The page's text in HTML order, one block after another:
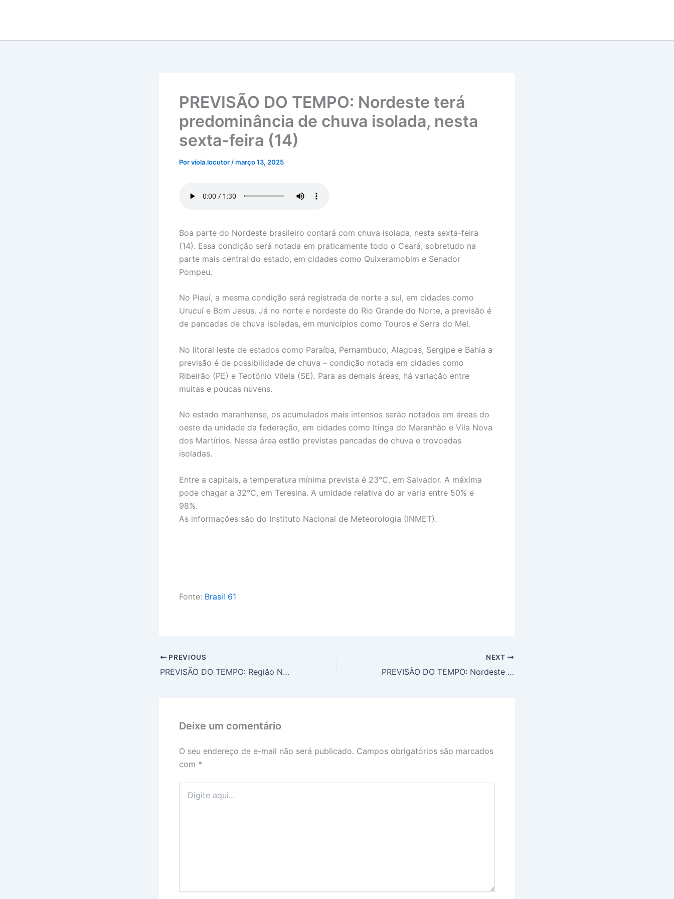
PREVISÃO DO TEMPO: Nordeste terá
predominância de chuva isolada, nesta
sexta-feira (14)
Porviola.locutor /março 13, 2025
Boa parte do Nordeste brasileiro contará com chuva isolada, nesta sexta-feira
(14). Essa condição será notada em praticamente todo o Ceará, sobretudo na
parte mais central do estado, em cidades como Quixeramobim e Senador
Pompeu.
No Piauí, a mesma condição será registrada de norte a sul, em cidades como
Urucuí e Bom Jesus. Já no norte e nordeste do Rio Grande do Norte, a previsão é
de pancadas de chuva isoladas, em municípios como Touros e Serra do Mel.
No litoral leste de estados como Paraíba, Pernambuco, Alagoas, Sergipe e Bahia a
previsão é de possibilidade de chuva – condição notada em cidades como
Ribeirão (PE) e Teotônio Vilela (SE). Para as demais áreas, há variação entre
muitas e poucas nuvens.
No estado maranhense, os acumulados mais intensos serão notados em áreas do
oeste da unidade da federação, em cidades como Itinga do Maranhão e Vila Nova
dos Martírios. Nessa área estão previstas pancadas de chuva e trovoadas
isoladas.
Entre a capitais, a temperatura mínima prevista é 23°C, em Salvador. A máxima
pode chagar a 32°C, em Teresina. A umidade relativa do ar varia entre 50% e
98%.
As informações são do Instituto Nacional de Meteorologia (INMET).
Fonte: Brasil 61
PREVIOUS
PREVISÃO DO TEMPO: Região Norte terá sexta-feira (14) de chuva intensa em quase todos os estados
NEXT
PREVISÃO DO TEMPO: Nordeste terá predominância de chuva isolada, nesta sexta-feira (14)
Deixe um comentário
O seu endereço de e-mail não será publicado. Campos obrigatórios são marcados
com *
aqui...